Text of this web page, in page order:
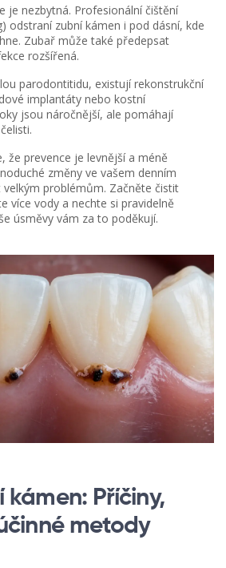
je nezbytná. Profesionální čištění
odstraní zubní kámen i pod dásní, kde
Zubař může také předepsat
rozšířená.
parodontitidu, existují rekonstrukční
implantáty nebo kostní
jsou náročnější, ale pomáhají
že prevence je levnější a méně
změny ve vašem denním
problémům. Začněte čistit
více vody a nechte si pravidelně
úsměvy vám za to poděkují.
kámen: Příčiny,
metody